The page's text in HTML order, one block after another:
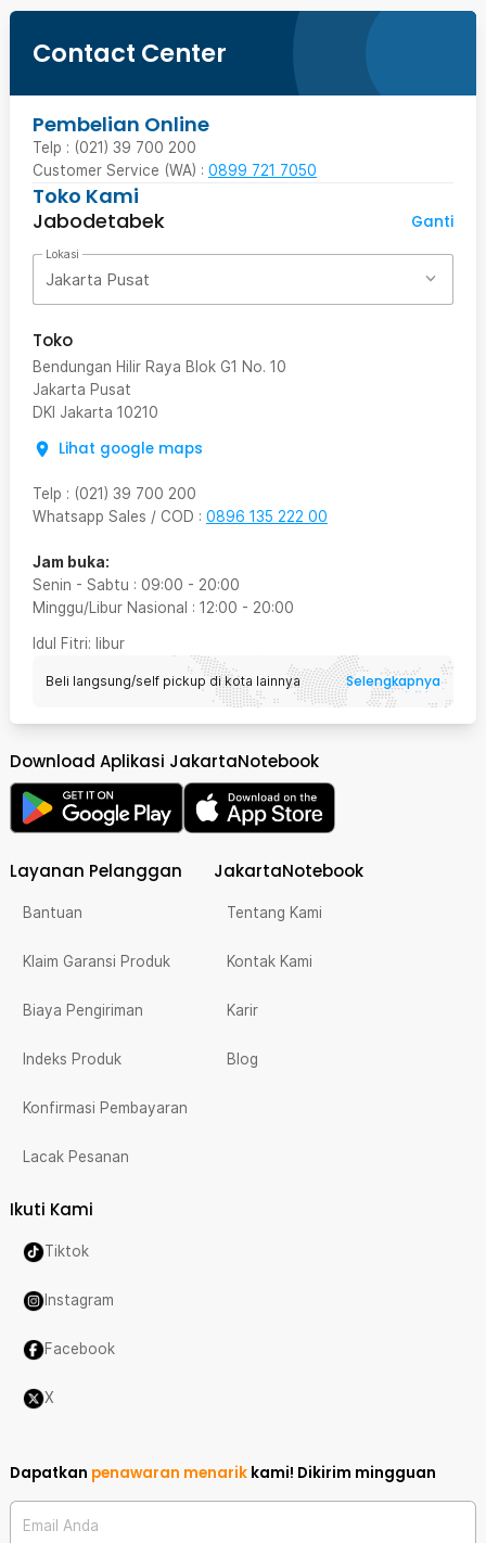
Contact Center
Pembelian Online
Telp : (021) 39 700 200
Customer Service (WA) : 0899 721 7050
Toko Kami
Jabodetabek
Ganti
Lokasi
Jakarta Pusat
Toko
Bendungan Hilir Raya Blok G1 No. 10
Jakarta Pusat
DKI Jakarta 10210
Lihat google maps
Telp : (021) 39 700 200
Whatsapp Sales / COD : 0896 135 222 00
Jam buka:
Senin - Sabtu : 09:00 - 20:00
Minggu/Libur Nasional : 12:00 - 20:00
Idul Fitri: libur
Beli langsung/self pickup di kota lainnya Selengkapnya
Download Aplikasi JakartaNotebook
Layanan Pelanggan
Bantuan
Klaim Garansi Produk
Biaya Pengiriman
Indeks Produk
Konfirmasi Pembayaran
Lacak Pesanan
JakartaNotebook
Tentang Kami
Kontak Kami
Karir
Blog
Ikuti Kami
Tiktok
Instagram
Facebook
X
Dapatkan penawaran menarik kami! Dikirim mingguan
Email Anda